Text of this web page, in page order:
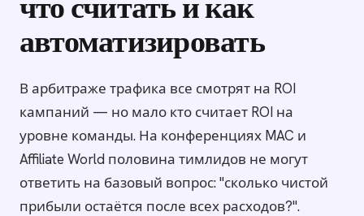
что считать и как
автоматизировать
В арбитраже трафика все смотрят на ROI
кампаний — но мало кто считает ROI на
уровне команды. На конференциях MAC и
Affiliate World половина тимлидов не могут
ответить на базовый вопрос: "сколько чистой
прибыли остаётся после всех расходов?".